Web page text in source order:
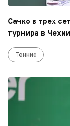
Сачко в трех
турнира в Чехии
Теннис